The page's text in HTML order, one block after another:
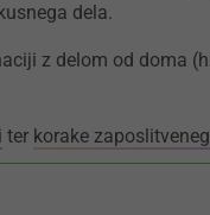
dela.
z delom od doma
ter korake